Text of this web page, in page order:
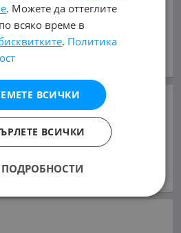
от 27.02.2014г.
обяви на дилъра
. Можете да оттеглите
всяко време в
. Политика
ВСИЧКИ
ВСИЧКИ
ПОДРОБНОСТИ